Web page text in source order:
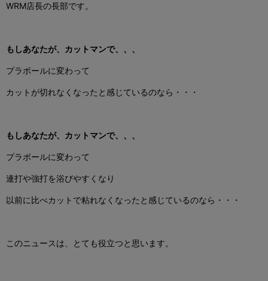
WRM店長の長部です。
もしあなたが、 カットマンで、、、
プラボールに変わって
カットが切れなくなったと感じているのなら・・・
もしあなたが、 カットマンで、、、
プラボールに変わって
連打や強打を浴びやすくなり
以前に比べカットで粘れなくなったと感じているのなら・・・
このニュースは、とても役立つと思います。